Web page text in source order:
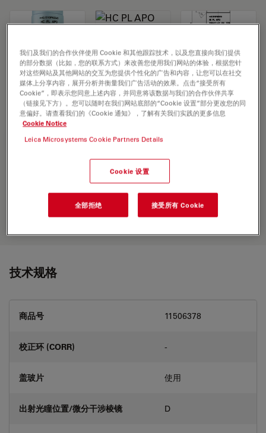
Microscope Objective HC PL APO
100x/1,40 OIL STED WHITE
索取报价
Discover the perfect solution. Explore
ourObjective Finder, compare
alternatives, and find the best fit for
your needs.
技术规格
商品号 11506378
校正环 (CORR) -
盖玻片 使用
出射光瞳位置/微分干涉棱镜 D
我们及我们的合作伙伴使用 Cookie 和其他跟踪技术，以及您直接向我们提供
的部分数据（比如，您的联系方式）来改善您使用我们网站的体验，根据您针
对这些网站及其他网站的交互为您提供个性化的广告和内容，让您可以在社交
媒体上分享内容，展开分析并衡量我们广告活动的效果。点击“接受所有
Cookie”，即表示您同意上述内容，并同意将该数据与我们的合作伙伴共享
（链接见下方）。您可以随时在我们网站底部的“Cookie 设置”部分更改您的同
意偏好。请查看我们的《Cookie 通知》，了解有关我们实践的更多信息
Cookie Notice
Leica Microsystems Cookie Partners Details
Cookie 设置
全部拒绝 接受所有 Cookie